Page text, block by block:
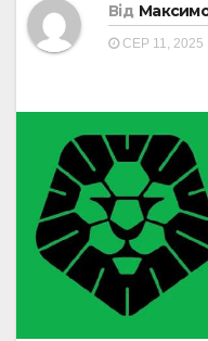
Від
СЕР 11, 2025